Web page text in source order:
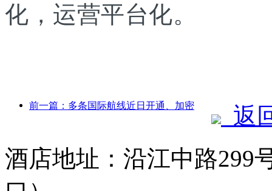
化，运营平台化。
前一篇：多条国际航线近日开通、加密
返
酒店地址：沿江中路299